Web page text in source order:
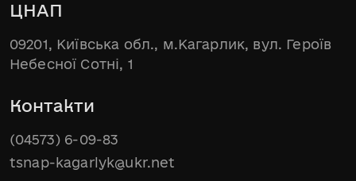
ЦНАП
09201, Київська обл., м.Кагарлик, вул. Героїв
Небесної Сотні, 1
Контакти
(04573) 6-09-83
tsnap-kagarlyk@ukr.net